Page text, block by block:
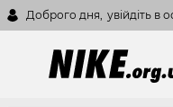
Доброго дня, увійдіть в